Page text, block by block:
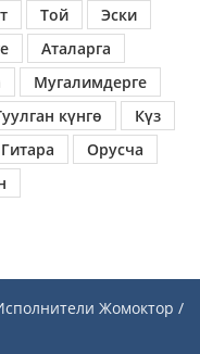
Той
Эски
Аталарга
Мугалимдерге
күнгө
Күз
Гитара
Орусча
Жомоктор /